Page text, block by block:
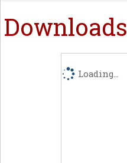
Downloads
Loading...